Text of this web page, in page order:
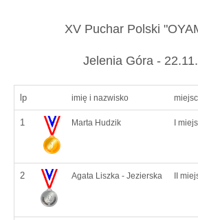
XV Puchar Polski
Jelenia Góra -
lp imię i nazwisko
1 Marta Hudzik I
2 Agata Liszka - Jezierska II